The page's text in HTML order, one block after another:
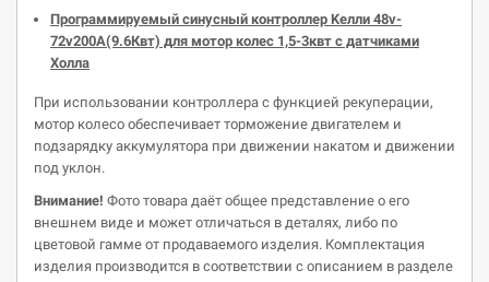
Программируемый синусный контроллер Keлли 48v-
72v200A(9.6Квт) для мотор колес 1,5-3квт с датчиками
Холла
При использовании контроллера с функцией рекуперации,
мотор колесо обеспечивает торможение двигателем и
подзарядку аккумулятора при движении накатом и движении
под уклон.
Внимание! Фото товара даёт общее представление о его
внешнем виде и может отличаться в деталях, либо по
цветовой гамме от продаваемого изделия. Комплектация
изделия производится в соответствии с описанием в разделе